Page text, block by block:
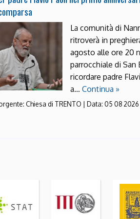
La comunità di
ritroverà in
agosto alle ore 20
parrocchiale di San
ricordare padre
a… Continua »
Chiesa di TRENTO | Data: 05 08 2026